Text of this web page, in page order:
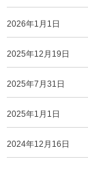
2026年1月1日
2025年12月19日
2025年7月31日
2025年1月1日
2024年12月16日